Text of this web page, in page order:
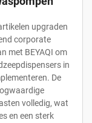
upgraden
corporate
met BEYAQI om
in
De
volledig, wat
en een sterk